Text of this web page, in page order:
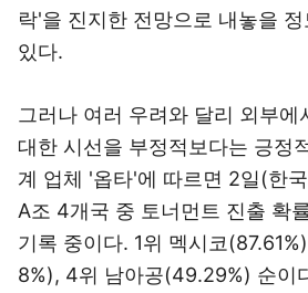
락'을 진지한 전망으로 내놓을
있다.
그러나 여러 우려와 달리 외부에
대한 시선을 부정적보다는 긍정
계 업체 '옵타'에 따르면 2일(한
A조 4개국 중 토너먼트 진출 확
기록 중이다. 1위 멕시코
8%), 4위 남아공(49.29%) 순이